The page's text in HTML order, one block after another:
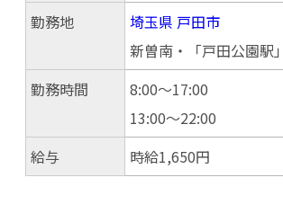
勤務地
埼玉県 戸田市
新曽南・「戸田公園駅
勤務時間
8:00～17:00
13:00～22:00
給与
時給1,650円